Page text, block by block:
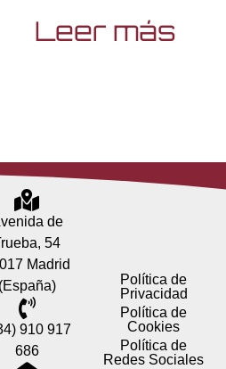
Leer más
de
54
Madrid
(España)
910 917
686
Política de
Privacidad
Política de
Cookies
Política de
Redes Sociales